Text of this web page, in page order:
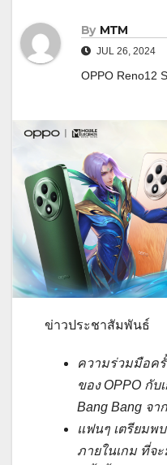
By MTM
JUL 26, 2024
OPPO Reno12
ข่าวประชาสัมพันธ์
ความร่วมมือค
ของ OPPO กับ
Bang Bang จา
แฟนๆ เตรียมพ
ภายในเกม ที่จ